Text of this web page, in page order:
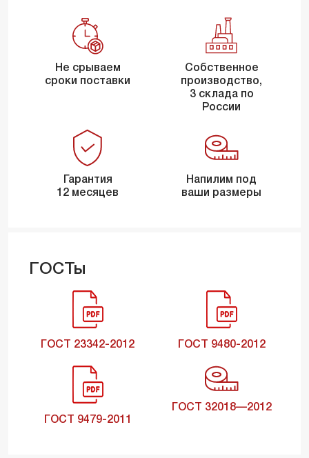
Не срываем
сроки поставки
Собственное
производство,
3 склада по
России
Гарантия
12 месяцев
Напилим под
ваши размеры
ГОСТы
ГОСТ 23342-2012 ГОСТ 9480-2012
ГОСТ 9479-2011
ГОСТ 32018—2012